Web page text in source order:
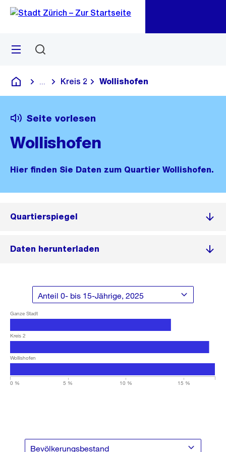
Navigation
Sprunglink
Menü
Deutsch
Blende alle Breadcrumbs ein
Kreis 2 Wollishofen
Seite vorlesen
Wollishofen
Hier finden Sie Daten zum Quartier Wollishofen.
Quartierspiegel
Daten herunterladen
0 % 5 % 10 % 15 %
Ganze Stadt
Kreis 2
Wollishofen